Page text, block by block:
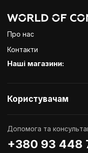
Про нас
Контакти
Наші магазини:
Користувачам
Допомога та
+380 93 448